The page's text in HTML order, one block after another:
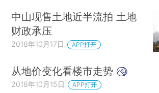
中山现售土地近半流拍 土地
财政承压
2018年10月17日 APP打开
从地价变化看楼市走势
2018年10月15日 APP打开